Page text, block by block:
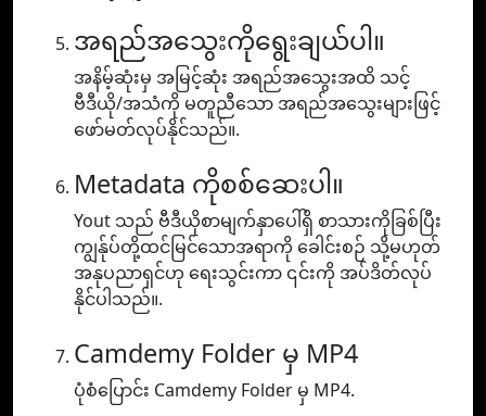
အရည်အသွေးကိုရွေးချယ်ပါ။
အနိမ့်ဆုံးမှ အမြင့်ဆုံး အရည်အသွေးအထိ သင့်
ဗီဒီယို/အသံကို မတူညီသော အရည်အသွေးများဖြင့်
ဖော်မတ်လုပ်နိုင်သည်။.
Metadata ကိုစစ်ဆေးပါ။
Yout သည် ဗီဒီယိုစာမျက်နှာပေါ်ရှိ စာသားကိုခြစ်ပြီး
ကျွန်ုပ်တို့ထင်မြင်သောအရာကို ခေါင်းစဉ် သို့မဟုတ်
အနုပညာရှင်ဟု ရေးသွင်းကာ ၎င်းကို အပ်ဒိတ်လုပ်
နိုင်ပါသည်။.
Camdemy Folder မှ MP4
ပုံစံပြောင်း Camdemy Folder မှ MP4.